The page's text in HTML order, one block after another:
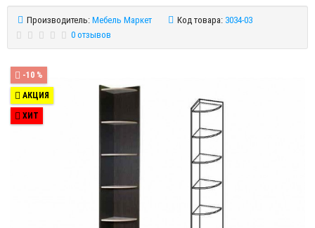
Производитель: Мебель Маркет Код товара: 3034-03
0 отзывов
-10 %
АКЦИЯ
ХИТ